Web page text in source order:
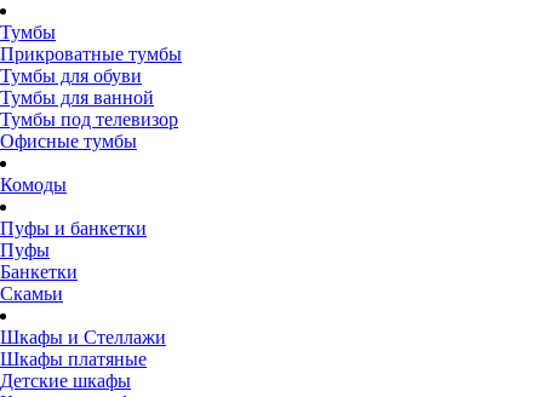
Тумбы
Прикроватные тумбы
Тумбы для обуви
Тумбы для ванной
Тумбы под телевизор
Офисные тумбы
Комоды
Пуфы и банкетки
Пуфы
Банкетки
Скамьи
Шкафы и Стеллажи
Шкафы платяные
Детские шкафы